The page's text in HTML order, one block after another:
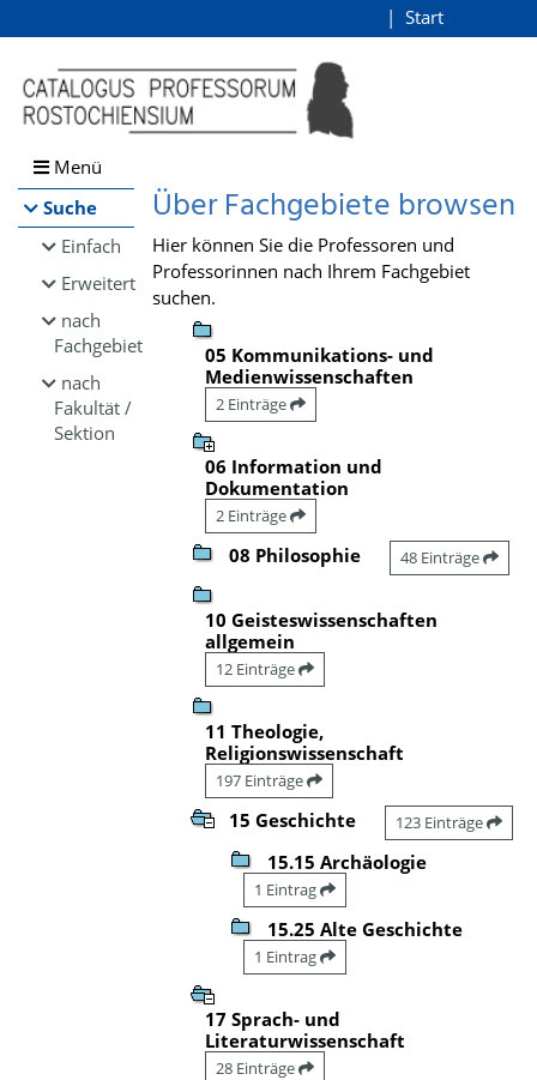
Browsen
direkt zum Inhalt
Start
Menü
Suche
Einfach
Erweitert
nach
Fachgebiet
nach
Fakultät /
Sektion
Über Fachgebiete browsen
Hier können Sie die Professoren und
Professorinnen nach Ihrem Fachgebiet
suchen.
05 Kommunikations- und
Medienwissenschaften
2 Einträge
06 Information und
Dokumentation
2 Einträge
08 Philosophie 48 Einträge
10 Geisteswissenschaften
allgemein
12 Einträge
11 Theologie,
Religionswissenschaft
197 Einträge
15 Geschichte 123 Einträge
15.15 Archäologie
1 Eintrag
15.25 Alte Geschichte
1 Eintrag
17 Sprach- und
Literaturwissenschaft
28 Einträge